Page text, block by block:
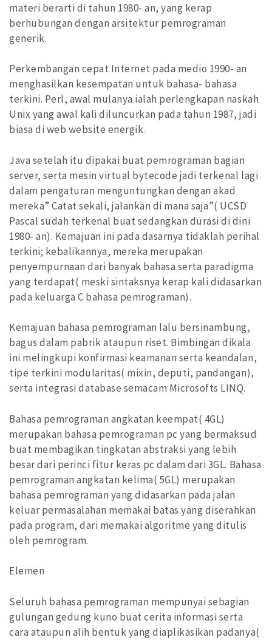
materi berarti di tahun 1980- an, yang kerap
berhubungan dengan arsitektur pemrograman
generik.
Perkembangan cepat Internet pada medio 1990- an
menghasilkan kesempatan untuk bahasa- bahasa
terkini. Perl, awal mulanya ialah perlengkapan naskah
Unix yang awal kali diluncurkan pada tahun 1987, jadi
biasa di web website energik.
Java setelah itu dipakai buat pemrograman bagian
server, serta mesin virtual bytecode jadi terkenal lagi
dalam pengaturan menguntungkan dengan akad
mereka” Catat sekali, jalankan di mana saja”( UCSD
Pascal sudah terkenal buat sedangkan durasi di dini
1980- an). Kemajuan ini pada dasarnya tidaklah perihal
terkini; kebalikannya, mereka merupakan
penyempurnaan dari banyak bahasa serta paradigma
yang terdapat( meski sintaksnya kerap kali didasarkan
pada keluarga C bahasa pemrograman).
Kemajuan bahasa pemrograman lalu bersinambung,
bagus dalam pabrik ataupun riset. Bimbingan dikala
ini melingkupi konfirmasi keamanan serta keandalan,
tipe terkini modularitas( mixin, deputi, pandangan),
serta integrasi database semacam Microsofts LINQ.
Bahasa pemrograman angkatan keempat( 4GL)
merupakan bahasa pemrograman pc yang bermaksud
buat membagikan tingkatan abstraksi yang lebih
besar dari perinci fitur keras pc dalam dari 3GL. Bahasa
pemrograman angkatan kelima( 5GL) merupakan
bahasa pemrograman yang didasarkan pada jalan
keluar permasalahan memakai batas yang diserahkan
pada program, dari memakai algoritme yang ditulis
oleh pemrogram.
Elemen
Seluruh bahasa pemrograman mempunyai sebagian
gulungan gedung kuno buat cerita informasi serta
cara ataupun alih bentuk yang diaplikasikan padanya(